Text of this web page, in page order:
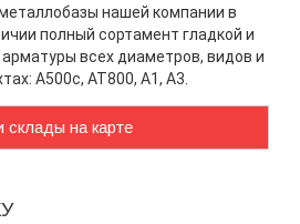
нашей компании в
полный сортамент гладкой и
всех диаметров, видов и
А500с, АТ800, А1, А3.
склады на карте